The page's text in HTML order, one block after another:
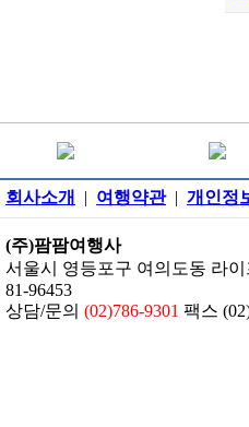
회사소개 | 여행약관| 개인정
(주)팜팜여행사
서울시 영등포구 여의도동 라
81-96453
상담/문의 (02)786-9301 팩스